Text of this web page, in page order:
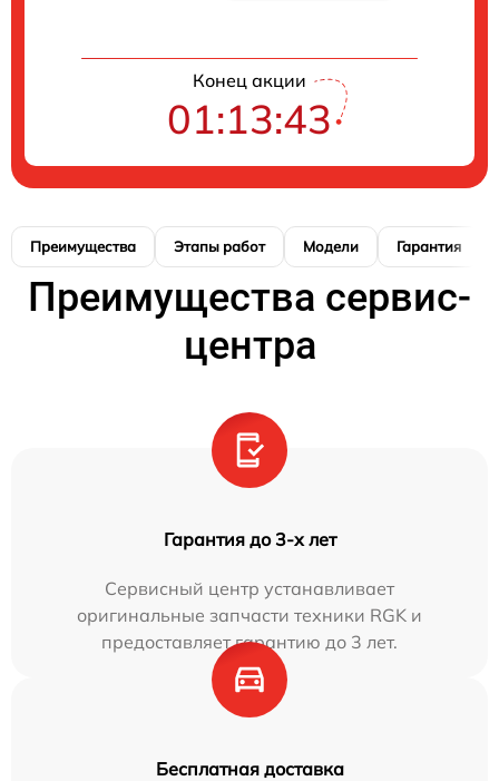
Конец акции
01:13:42
Преимущества Этапы работ Модели Гарантия
Преимущества сервис-
центра
Гарантия до 3-х лет
Сервисный центр устанавливает
оригинальные запчасти техники RGK и
предоставляет гарантию до 3 лет.
Бесплатная доставка